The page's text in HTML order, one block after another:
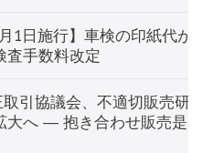
引協議会、不適切販売研
大へ ― 抱き合わせ販売是
1日施行】車検の印紙代が
査手数料改定